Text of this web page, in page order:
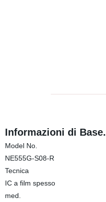
Informazioni di Base.
Model No.
NE555G-S08-R
Tecnica
IC a film spesso
med.